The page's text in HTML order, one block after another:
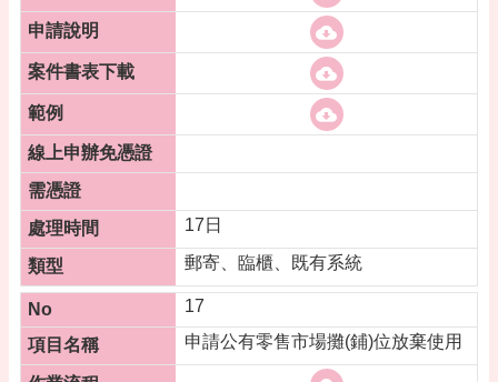
17日
郵寄、臨櫃、既有系統
17
申請公有零售市場攤(鋪)位放棄使用